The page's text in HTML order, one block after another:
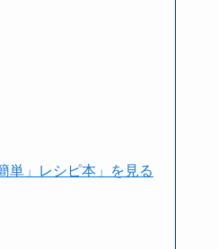
単」レシピ本」を見る